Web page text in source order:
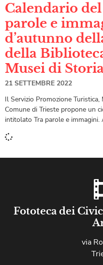
Calendario
parole e
d’autunno
della
Musei di
21 SETTEMBRE 2022
Il Servizio Promozione
Comune di Trieste propone un
intitolato Tra parole e
Fototeca dei
via